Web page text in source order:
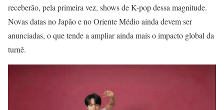
receberão, pela primeira vez, shows de K-pop dessa magnitude.
Novas datas no Japão e no Oriente Médio ainda devem ser
anunciadas, o que tende a ampliar ainda mais o impacto global da
turnê.